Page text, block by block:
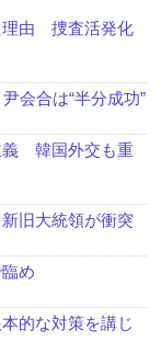
理由 捜査活発化
会合は“半分成功”
義 韓国外交も重
旧大統領が衝突
め
的な対策を講じ